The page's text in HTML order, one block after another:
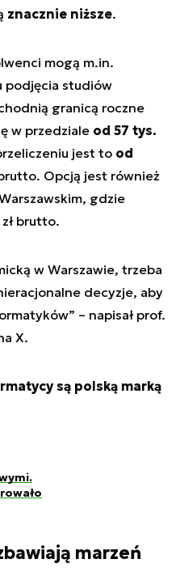
znacznie niższe.
mogą m.in.
podjęcia studiów
granicą roczne
w przedziale od 57 tys.
jest to od
Opcją jest również
gdzie
brutto.
w Warszawie, trzeba
decyzje, aby
– napisał prof.
X.
są polską marką
marzeń